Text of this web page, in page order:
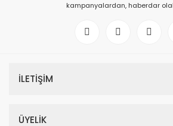
kampanyalardan, haberdar
İLETİŞİM
ÜYELİK